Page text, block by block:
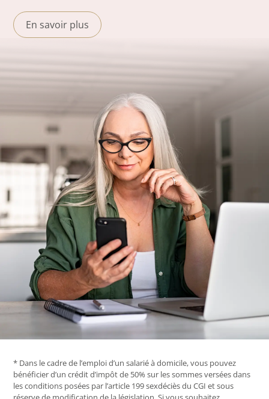
En savoir plus
* Dans le cadre de l’emploi d’un salarié à domicile, vous pouvez
bénéficier d’un crédit d’impôt de 50% sur les sommes versées dans
les conditions posées par l’article 199 sexdéciès du CGI et sous